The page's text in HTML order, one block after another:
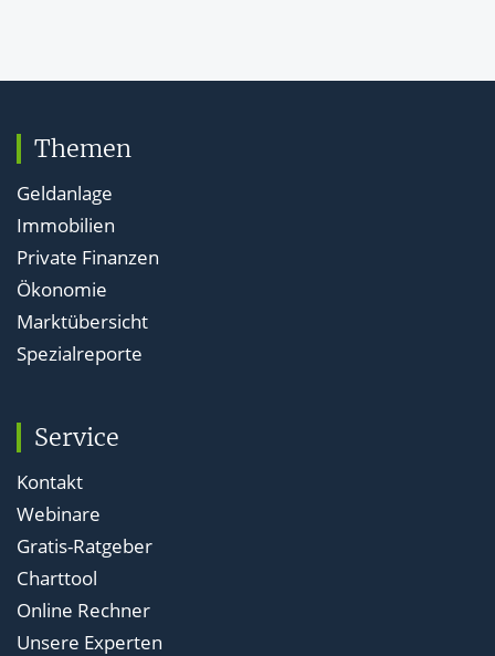
Themen
Geldanlage
Immobilien
Private Finanzen
Ökonomie
Marktübersicht
Spezialreporte
Service
Kontakt
Webinare
Gratis-Ratgeber
Charttool
Online Rechner
Unsere Experten